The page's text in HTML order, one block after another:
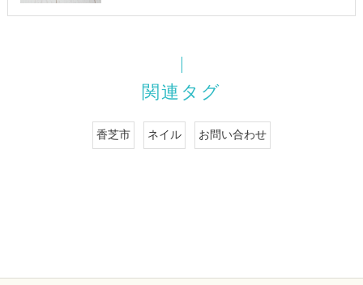
関連タグ
香芝市 ネイル お問い合わせ